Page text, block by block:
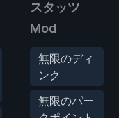
スタッツ
Mod
無限のディ
ンク
無限のパー